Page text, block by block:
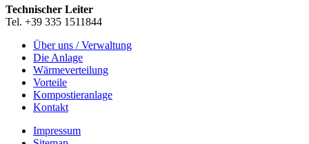
Technischer Leiter
Tel. +39 335 1511844
Über uns / Verwaltung
Die Anlage
Wärmeverteilung
Vorteile
Kompostieranlage
Kontakt
Impressum